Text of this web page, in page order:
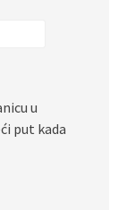
u
put kada